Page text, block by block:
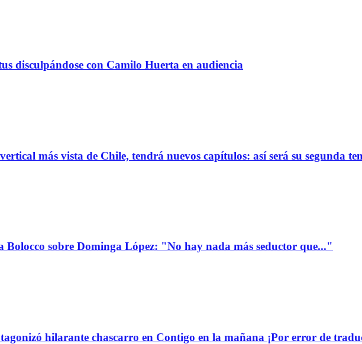
disculpándose con Camilo Huerta en audiencia
más vista de Chile, tendrá nuevos capítulos: así será su segunda
Bolocco sobre Dominga López: "No hay nada más seductor que..."
hilarante chascarro en Contigo en la mañana ¡Por error de